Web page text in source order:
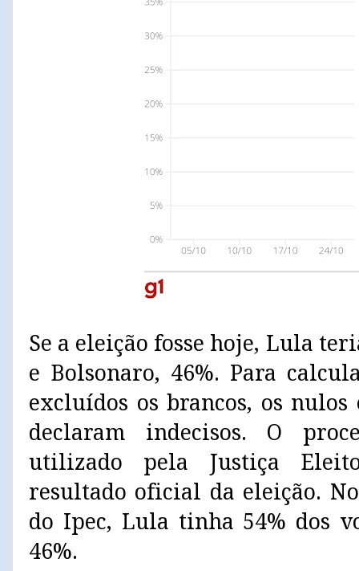
Se a eleição fosse hoje, Lula
e Bolsonaro, 46%. Para
excluídos os brancos, os
declaram indecisos. O
utilizado pela Justiça
resultado oficial da eleição.
do Ipec, Lula tinha 54% dos
46%.